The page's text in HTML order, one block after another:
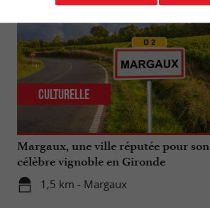
Margaux, une ville réputée pour son
célèbre vignoble en Gironde
1,5 km - Margaux
Culturelle